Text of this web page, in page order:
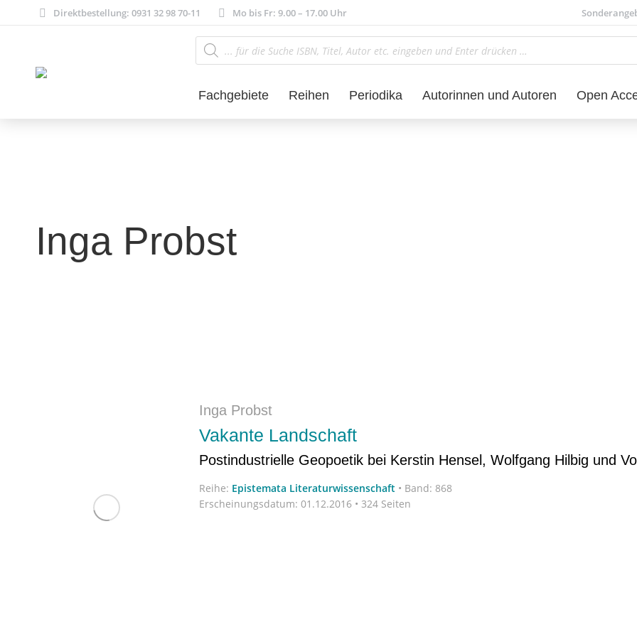
Direktbestellung: 0931 32 98 70-11 Mo bis Fr: 9.00 – 17.00 Uhr
Products
search
Fachgebiete Reihen Periodika Autorinnen und Autoren Open
Inga Probst
Inga Probst
Vakante Landschaft
Postindustrielle Geopoetik bei Kerstin Hensel, Wolfgang Hilbig und
Reihe: Epistemata Literaturwissenschaft • Band: 868
Erscheinungsdatum: 01.12.2016 • 324 Seiten